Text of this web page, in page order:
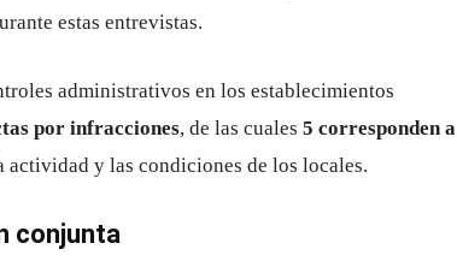
estas entrevistas.
administrativos en los establecimientos
por infracciones, de las cuales 5 corresponden a
actividad y las condiciones de los locales.
conjunta